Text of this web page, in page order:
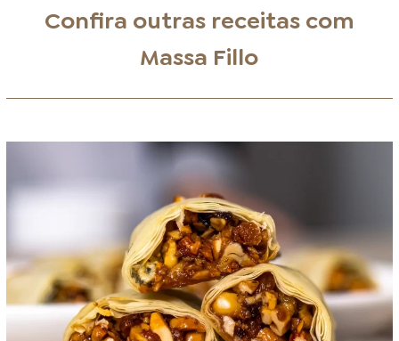
Confira outras receitas com
Massa Fillo